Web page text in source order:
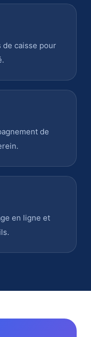
de caisse pour
de
en ligne et